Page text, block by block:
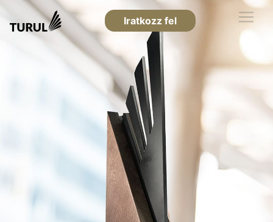
Iratkozz fel